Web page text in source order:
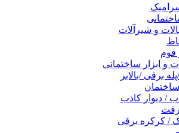
و شیرآلات
ساختمانی
/بالابر
کاذب
برقی